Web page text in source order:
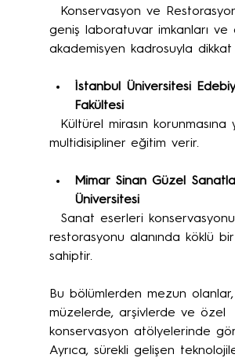
geniş laboratuvar imkanları ve
akademisyen kadrosuyla dikkat
İstanbul Üniversitesi
Fakültesi
multidisipliner eğitim verir.
Mimar Sinan Güzel
Üniversitesi
restorasyonu alanında köklü
sahiptir.
Bu bölümlerden mezun olanlar,
müzelerde, arşivlerde ve özel
konservasyon atölyelerinde
Ayrıca, sürekli gelişen